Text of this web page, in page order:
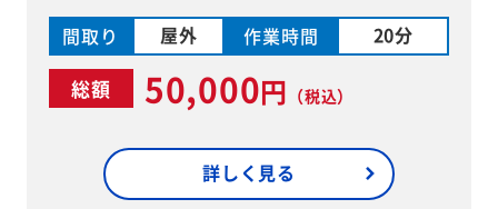
間取り 屋外 作業時間 20分
総額 50,000円 （税込）
詳しく見る